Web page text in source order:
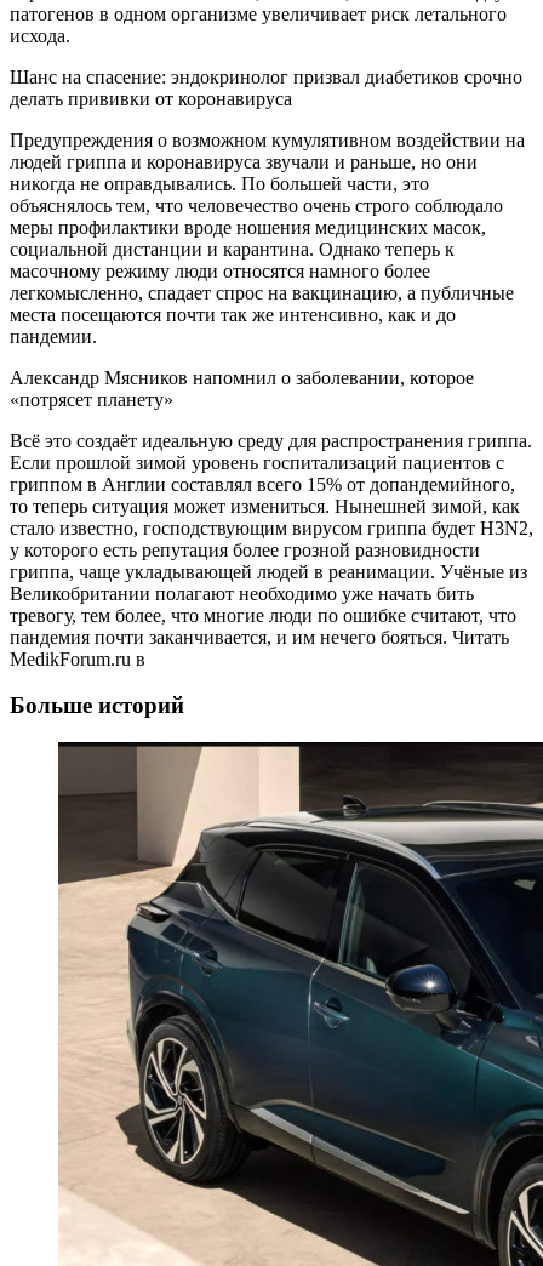
патогенов в одном организме увеличивает риск летального
исхода.
Шанс на спасение: эндокринолог призвал диабетиков срочно
делать прививки от коронавируса
Предупреждения о возможном кумулятивном воздействии на
людей гриппа и коронавируса звучали и раньше, но они
никогда не оправдывались. По большей части, это
объяснялось тем, что человечество очень строго соблюдало
меры профилактики вроде ношения медицинских масок,
социальной дистанции и карантина. Однако теперь к
масочному режиму люди относятся намного более
легкомысленно, спадает спрос на вакцинацию, а публичные
места посещаются почти так же интенсивно, как и до
пандемии.
Александр Мясников напомнил о заболевании, которое
«потрясет планету»
Всё это создаёт идеальную среду для распространения гриппа.
Если прошлой зимой уровень госпитализаций пациентов с
гриппом в Англии составлял всего 15% от допандемийного,
то теперь ситуация может измениться. Нынешней зимой, как
стало известно, господствующим вирусом гриппа будет H3N2,
у которого есть репутация более грозной разновидности
гриппа, чаще укладывающей людей в реанимации. Учёные из
Великобритании полагают необходимо уже начать бить
тревогу, тем более, что многие люди по ошибке считают, что
пандемия почти заканчивается, и им нечего бояться. Читать
MedikForum.ru в
Больше историй